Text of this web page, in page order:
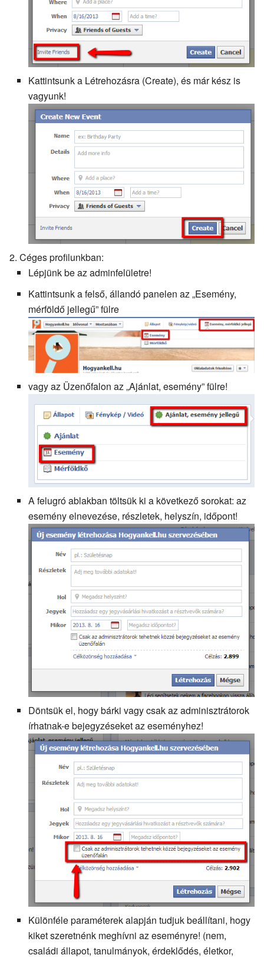
Kattintsunk a Létrehozásra (Create), és már kész is
vagyunk!
Céges profilunkban:
Lépjünk be az adminfelületre!
Kattintsunk a felső, állandó panelen az „Esemény,
mérföldő jellegű” fülre
vagy az Üzenőfalon az „Ajánlat, esemény” fülre!
A felugró ablakban töltsük ki a következő sorokat: az
esemény elnevezése, részletek, helyszín, időpont!
Döntsük el, hogy bárki vagy csak az adminisztrátorok
írhatnak-e bejegyzéseket az eseményhez!
Különféle paraméterek alapján tudjuk beállítani, hogy
kiket szeretnénk meghívni az eseményre! (nem,
családi állapot, tanulmányok, érdeklődés, életkor,